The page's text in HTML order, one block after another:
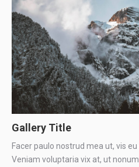
Gallery Title
Facer paulo nostrud mea ut, vis
Veniam voluptaria vix at, ut